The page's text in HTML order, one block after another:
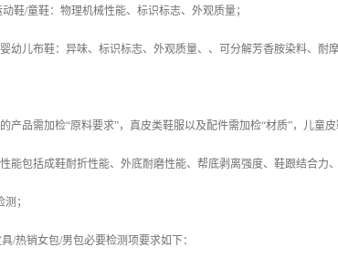
鞋/童鞋：物理机械性能、标识标志、外观质量；
幼儿布鞋：异味、标识标志、外观质量、、可分解芳香胺染料、耐摩
产品需加检“原料要求”，真皮类鞋服以及配件需加检“材质”，儿童皮
能包括成鞋耐折性能、外底耐磨性能、帮底剥离强度、鞋跟结合
；
/热销女包/男包必要检测项要求如下：